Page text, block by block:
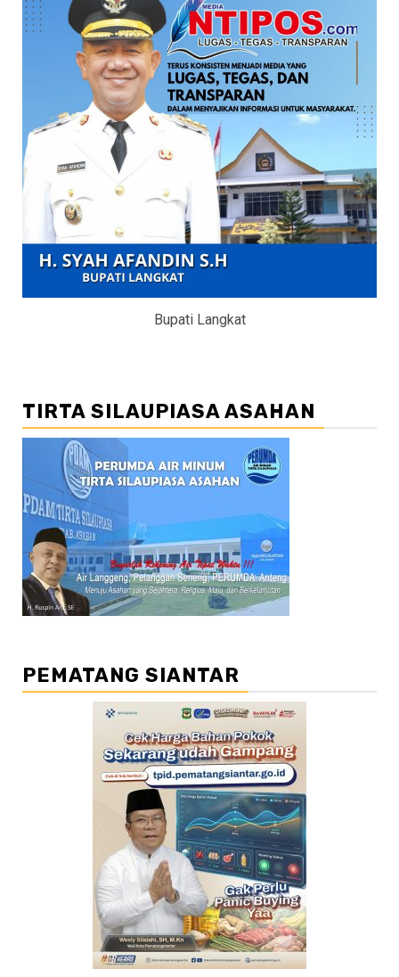
Bupati Langkat
TIRTA SILAUPIASA ASAHAN
PEMATANG SIANTAR